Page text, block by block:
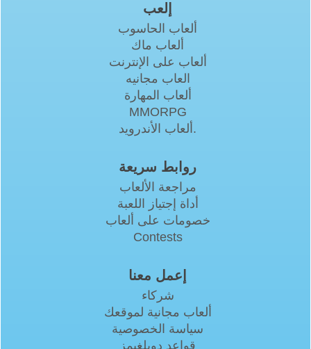
إلعب
ألعاب الحاسوب
ألعاب ماك
ألعاب على الإنترنت
العاب مجانيه
ألعاب المهارة
MMORPG
ألعاب الأندرويد.
روابط سريعة
مراجعة الألعاب
أداة إجتياز اللعبة
خصومات على ألعاب
Contests
إعمل معنا
شركاء
ألعاب مجانية لموقعك
سياسة الخصوصية
قواعد دوبلغيمز